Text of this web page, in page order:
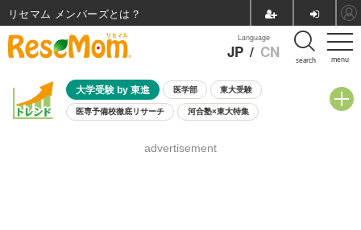
menu
Language
JP / CN search
大学受験 by 東進 医学部 東大受験
医専予備校徹底リサーチ 河合塾×東大特集
8月開催学校説明会・相談会
advertisement
リセマム メンバーズ